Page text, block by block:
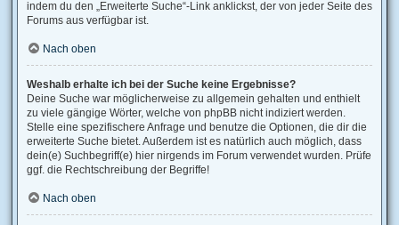
indem du den „Erweiterte Suche“-Link anklickst, der von jeder Seite des
Forums aus verfügbar ist.
Nach oben
Weshalb erhalte ich bei der Suche keine Ergebnisse?
Deine Suche war möglicherweise zu allgemein gehalten und enthielt
zu viele gängige Wörter, welche von phpBB nicht indiziert werden.
Stelle eine spezifischere Anfrage und benutze die Optionen, die dir die
erweiterte Suche bietet. Außerdem ist es natürlich auch möglich, dass
dein(e) Suchbegriff(e) hier nirgends im Forum verwendet wurden. Prüfe
ggf. die Rechtschreibung der Begriffe!
Nach oben